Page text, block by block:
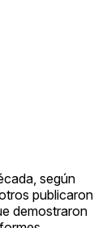
según
publicaron
demostraron